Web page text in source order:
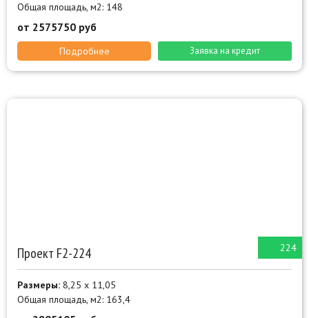
Общая площадь, м2: 148
от 2575750 руб
Подробнее Заявка на кредит
Проект F2-224 224
Размеры: 8,25 х 11,05
Общая площадь, м2: 163,4